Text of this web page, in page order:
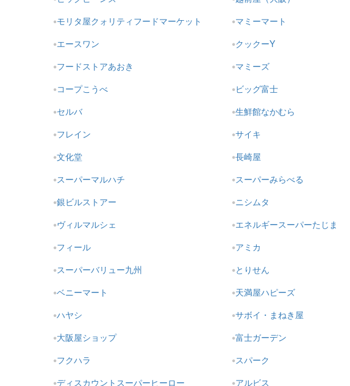
モリタ屋クォリティフードマーケット
マミーマート
エースワン
クックーY
フードストアあおき
マミーズ
コープこうべ
ビッグ富士
セルバ
生鮮館なかむら
フレイン
サイキ
文化堂
長崎屋
スーパーマルハチ
スーパーみらべる
銀ビルストアー
ニシムタ
ヴィルマルシェ
エネルギースーパーたじま
フィール
アミカ
スーパーバリュー九州
とりせん
ベニーマート
天満屋ハピーズ
ハヤシ
サボイ・まねき屋
大阪屋ショップ
富士ガーデン
フクハラ
スパーク
ディスカウントスーパーヒーロー
アルビス